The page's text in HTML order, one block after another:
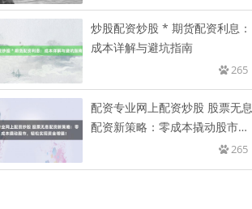
炒股配资炒股 * 期货配资利息：
成本详解与避坑指南
265
配资专业网上配资炒股 股票无息
配资新策略：零成本撬动股市，
265